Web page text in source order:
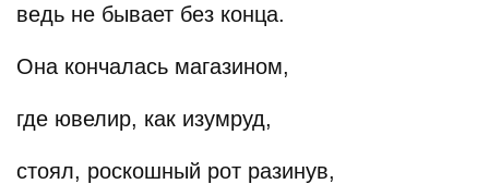
ведь не бывает без конца.
Она кончалась магазином,
где ювелир, как изумруд,
стоял, роскошный рот разинув,